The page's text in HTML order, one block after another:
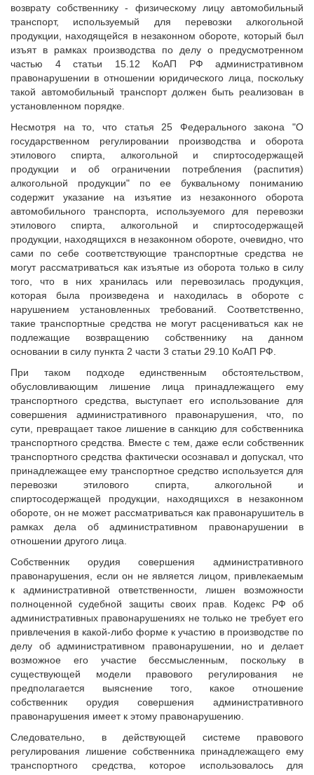
возврату собственнику - физическому лицу автомобильный
транспорт, используемый для перевозки алкогольной
продукции, находящейся в незаконном обороте, который был
изъят в рамках производства по делу о предусмотренном
частью 4 статьи 15.12 КоАП РФ административном
правонарушении в отношении юридического лица, поскольку
такой автомобильный транспорт должен быть реализован в
установленном порядке.
Несмотря на то, что статья 25 Федерального закона "О
государственном регулировании производства и оборота
этилового спирта, алкогольной и спиртосодержащей
продукции и об ограничении потребления (распития)
алкогольной продукции" по ее буквальному пониманию
содержит указание на изъятие из незаконного оборота
автомобильного транспорта, используемого для перевозки
этилового спирта, алкогольной и спиртосодержащей
продукции, находящихся в незаконном обороте, очевидно, что
сами по себе соответствующие транспортные средства не
могут рассматриваться как изъятые из оборота только в силу
того, что в них хранилась или перевозилась продукция,
которая была произведена и находилась в обороте с
нарушением установленных требований. Соответственно,
такие транспортные средства не могут расцениваться как не
подлежащие возвращению собственнику на данном
основании в силу пункта 2 части 3 статьи 29.10 КоАП РФ.
При таком подходе единственным обстоятельством,
обусловливающим лишение лица принадлежащего ему
транспортного средства, выступает его использование для
совершения административного правонарушения, что, по
сути, превращает такое лишение в санкцию для собственника
транспортного средства. Вместе с тем, даже если собственник
транспортного средства фактически осознавал и допускал, что
принадлежащее ему транспортное средство используется для
перевозки этилового спирта, алкогольной и
спиртосодержащей продукции, находящихся в незаконном
обороте, он не может рассматриваться как правонарушитель в
рамках дела об административном правонарушении в
отношении другого лица.
Собственник орудия совершения административного
правонарушения, если он не является лицом, привлекаемым
к административной ответственности, лишен возможности
полноценной судебной защиты своих прав. Кодекс РФ об
административных правонарушениях не только не требует его
привлечения в какой-либо форме к участию в производстве по
делу об административном правонарушении, но и делает
возможное его участие бессмысленным, поскольку в
существующей модели правового регулирования не
предполагается выяснение того, какое отношение
собственник орудия совершения административного
правонарушения имеет к этому правонарушению.
Следовательно, в действующей системе правового
регулирования лишение собственника принадлежащего ему
транспортного средства, которое использовалось для